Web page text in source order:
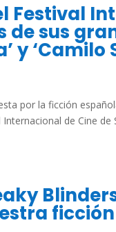
Festival
de sus
y ‘Camilo
por la ficción
de Cine de
ficción